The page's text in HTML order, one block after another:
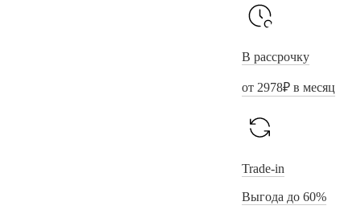
В рассрочку
от 2978₽ в месяц
Trade-in
Выгода до 60%